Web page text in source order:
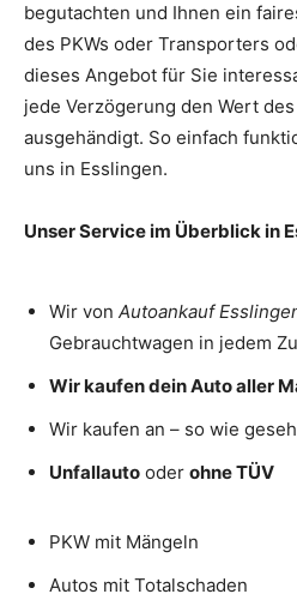
begutachten und Ihnen ein
des PKWs oder Transporters
dieses Angebot für Sie
jede Verzögerung den Wert
ausgehändigt. So einfach
uns in Esslingen.
Unser Service im Überblick in
Wir von Autoankauf
Gebrauchtwagen in jedem
Wir kaufen dein Auto aller
Wir kaufen an – so wie
Unfallauto oder ohne TÜV
PKW mit Mängeln
Autos mit Totalschaden